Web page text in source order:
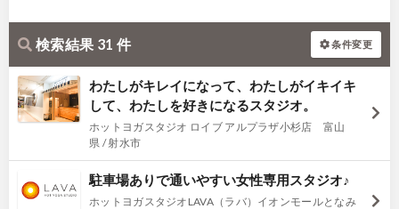
検索結果 31 件 条件変更
わたしがキレイになって、わたしがイキイキ
して、わたしを好きになるスタジオ。
ホットヨガスタジオ ロイブ アルプラザ小杉店 富山
県 / 射水市
駐車場ありで通いやすい女性専用スタジオ♪
ホットヨガスタジオLAVA（ラバ）イオンモールとなみ